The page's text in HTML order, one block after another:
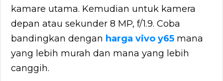
kamare utama. Kemudian untuk kamera
depan atau sekunder 8 MP, f/1.9. Coba
bandingkan dengan harga vivo y65 mana
yang lebih murah dan mana yang lebih
canggih.